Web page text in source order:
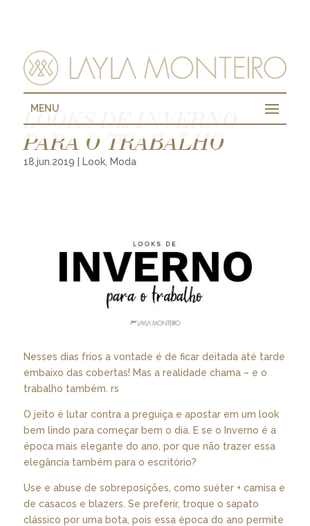
MENU
LOOKS DE INVERNO
PARA O TRABALHO
18.jun.2019 Look, Moda
Nesses dias frios a vontade é de ficar deitada até tarde
embaixo das cobertas! Mas a realidade chama – e o
trabalho também. rs
O jeito é lutar contra a preguiça e apostar em um look
bem lindo para começar bem o dia. E se o Inverno é a
época mais elegante do ano, por que não trazer essa
elegância também para o escritório?
Use e abuse de sobreposições, como suéter + camisa e
de casacos e blazers. Se preferir, troque o sapato
clássico por uma bota, pois essa época do ano permite